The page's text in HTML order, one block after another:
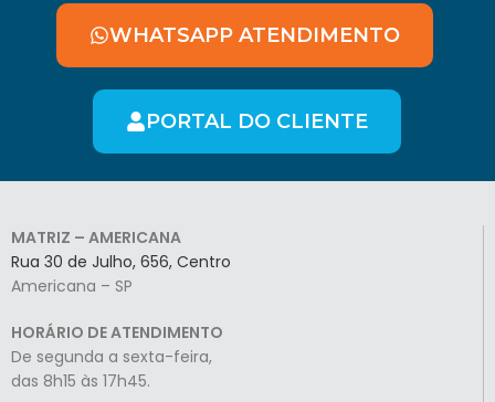
WHATSAPP ATENDIMENTO
PORTAL DO CLIENTE
MATRIZ – AMERICANA
Rua 30 de Julho, 656, Centro
Americana – SP
HORÁRIO DE ATENDIMENTO
De segunda a sexta-feira,
das 8h15 às 17h45.